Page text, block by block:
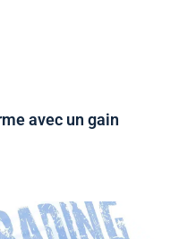
avec un gain